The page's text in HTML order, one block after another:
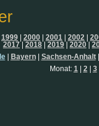
1999 2000 2001 2002
2017
2018 2019 2020
| Bayern| Sachsen-Anhalt
Monat: 1 2 3